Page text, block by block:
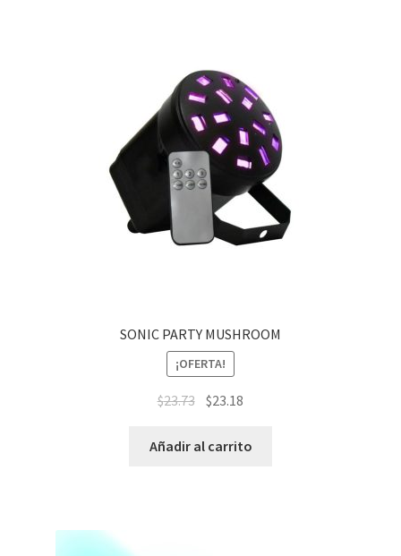
SONIC PARTY MUSHROOM
¡OFERTA!
$23.73 $23.18
Añadir al carrito